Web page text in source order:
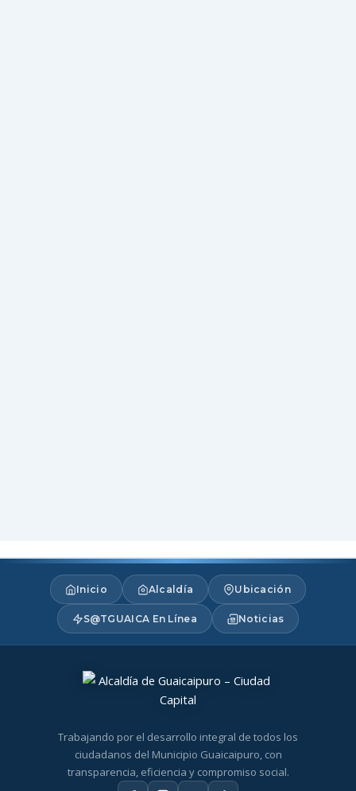
Inicio Alcaldía Ubicación
S@TGUAICA En Línea Noticias
Trabajando por el desarrollo integral de todos los
ciudadanos del Municipio Guaicaipuro, con
transparencia, eficiencia y compromiso social.